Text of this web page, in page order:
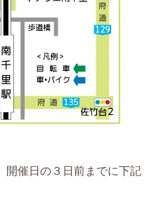
開催日の３日前までに下記